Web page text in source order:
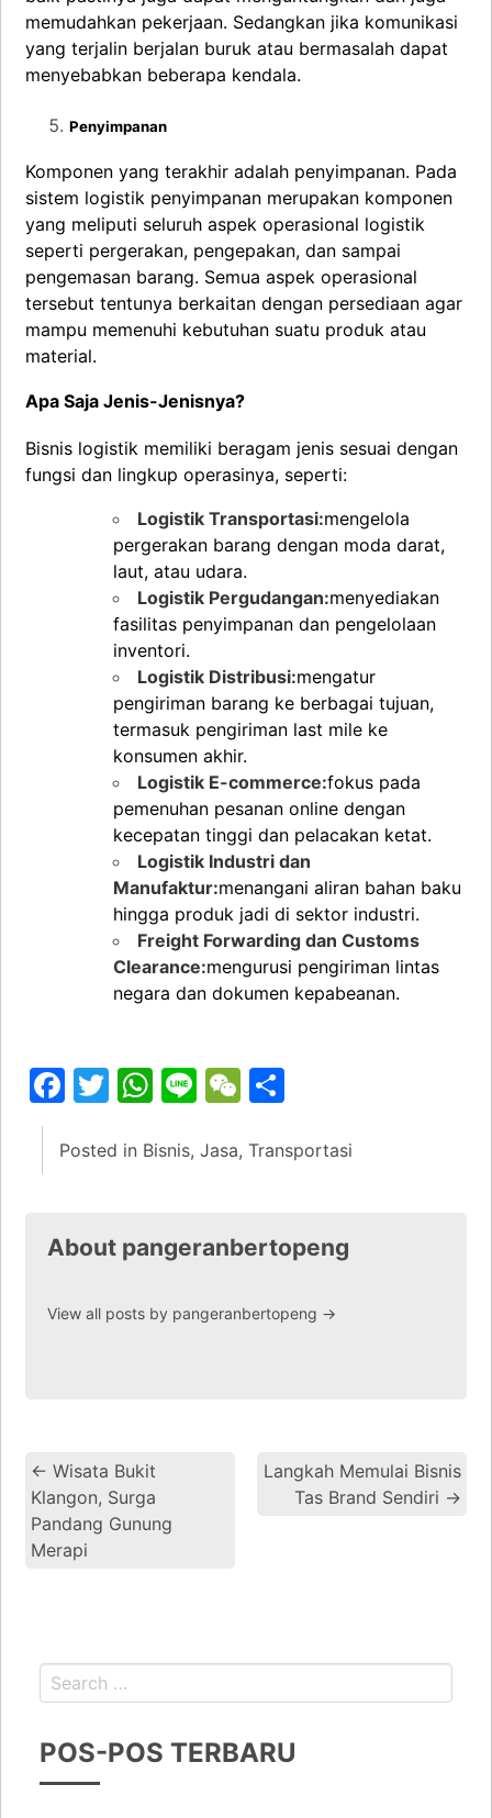
memudahkan pekerjaan. Sedangkan jika komunikasi
yang terjalin berjalan buruk atau bermasalah dapat
menyebabkan beberapa kendala.
Penyimpanan
Komponen yang terakhir adalah penyimpanan. Pada
sistem logistik penyimpanan merupakan komponen
yang meliputi seluruh aspek operasional logistik
seperti pergerakan, pengepakan, dan sampai
pengemasan barang. Semua aspek operasional
tersebut tentunya berkaitan dengan persediaan agar
mampu memenuhi kebutuhan suatu produk atau
material.
Apa Saja Jenis-Jenisnya?
Bisnis logistik memiliki beragam jenis sesuai dengan
fungsi dan lingkup operasinya, seperti:
Logistik Transportasi:mengelola
pergerakan barang dengan moda darat,
laut, atau udara.
Logistik Pergudangan:menyediakan
fasilitas penyimpanan dan pengelolaan
inventori.
Logistik Distribusi:mengatur
pengiriman barang ke berbagai tujuan,
termasuk pengiriman last mile ke
konsumen akhir.
Logistik E-commerce:fokus pada
pemenuhan pesanan online dengan
kecepatan tinggi dan pelacakan ketat.
Logistik Industri dan
Manufaktur:menangani aliran bahan baku
hingga produk jadi di sektor industri.
Freight Forwarding dan Customs
Clearance:mengurusi pengiriman lintas
negara dan dokumen kepabeanan.
Facebook
Twitter
WhatsApp
LineWeChat
Posted in Bisnis, Jasa, Transportasi
About pangeranbertopeng
View all posts by pangeranbertopeng →
← Wisata Bukit
Klangon, Surga
Pandang Gunung
Merapi
Langkah Memulai Bisnis
Tas Brand Sendiri →
POS-POS TERBARU